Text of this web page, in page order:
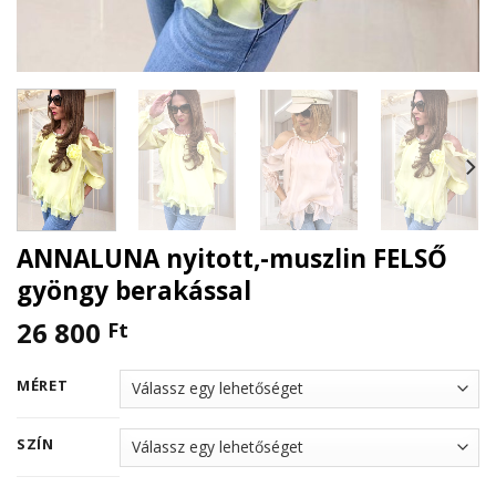
ANNALUNA nyitott,-muszlin FELSŐ
gyöngy berakással
26 800 Ft
MÉRET
SZÍN